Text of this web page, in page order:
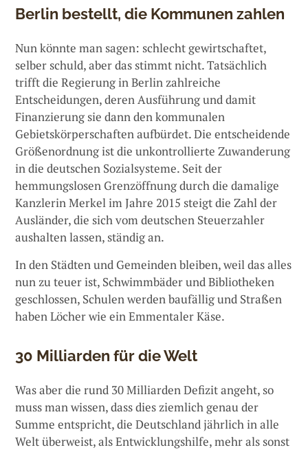
Berlin bestellt, die Kommunen zahlen
Nun könnte man sagen: schlecht gewirtschaftet,
selber schuld, aber das stimmt nicht. Tatsächlich
trifft die Regierung in Berlin zahlreiche
Entscheidungen, deren Ausführung und damit
Finanzierung sie dann den kommunalen
Gebietskörperschaften aufbürdet. Die entscheidende
Größenordnung ist die unkontrollierte Zuwanderung
in die deutschen Sozialsysteme. Seit der
hemmungslosen Grenzöffnung durch die damalige
Kanzlerin Merkel im Jahre 2015 steigt die Zahl der
Ausländer, die sich vom deutschen Steuerzahler
aushalten lassen, ständig an.
In den Städten und Gemeinden bleiben, weil das alles
nun zu teuer ist, Schwimmbäder und Bibliotheken
geschlossen, Schulen werden baufällig und Straßen
haben Löcher wie ein Emmentaler Käse.
30 Milliarden für die Welt
Was aber die rund 30 Milliarden Defizit angeht, so
muss man wissen, dass dies ziemlich genau der
Summe entspricht, die Deutschland jährlich in alle
Welt überweist, als Entwicklungshilfe, mehr als sonst